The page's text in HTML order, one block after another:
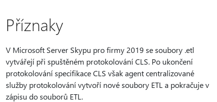
Příznaky
V Microsoft Server Skypu pro firmy 2019 se soubory .etl
vytvářejí při spuštěném protokolování CLS. Po ukončení
protokolování specifikace CLS však agent centralizované
služby protokolování vytvoří nové soubory ETL a pokračuje v
zápisu do souborů ETL.